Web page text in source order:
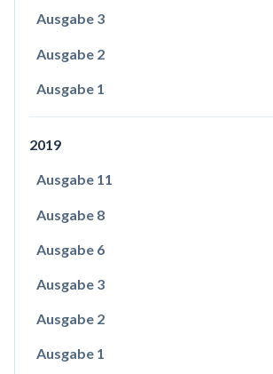
Ausgabe 3
Ausgabe 2
Ausgabe 1
2019
Ausgabe 11
Ausgabe 8
Ausgabe 6
Ausgabe 3
Ausgabe 2
Ausgabe 1